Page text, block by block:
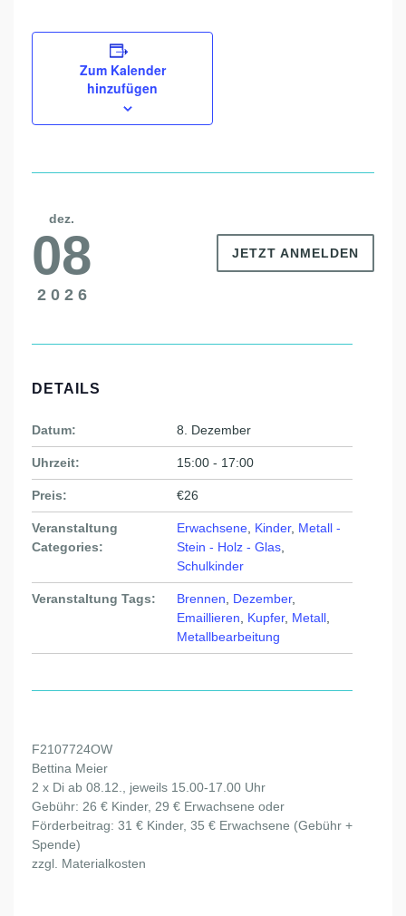
Zum Kalender
hinzufügen
dez.
08
2026
JETZT ANMELDEN
DETAILS
Datum: 8. Dezember
Uhrzeit: 15:00 - 17:00
Preis: €26
Veranstaltung
Categories:
Erwachsene Kinder, Metall -
Stein - Holz - Glas
Schulkinder
Veranstaltung Tags: Brennen Dezember,
Emaillieren
Kupfer, Metall
Metallbearbeitung
F2107724OW
Bettina Meier
2 x Di ab 08.12., jeweils 15.00-17.00 Uhr
Gebühr: 26 € Kinder, 29 € Erwachsene oder
Förderbeitrag: 31 € Kinder, 35 € Erwachsene (Gebühr +
Spende)
zzgl. Materialkosten